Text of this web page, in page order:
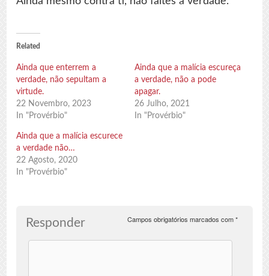
Related
Ainda que enterrem a
verdade, não sepultam a
virtude.
22 Novembro, 2023
In "Provérbio"
Ainda que a malícia escureça
a verdade, não a pode
apagar.
26 Julho, 2021
In "Provérbio"
Ainda que a malícia escurece
a verdade não…
22 Agosto, 2020
In "Provérbio"
Responder Campos obrigatórios marcados com*